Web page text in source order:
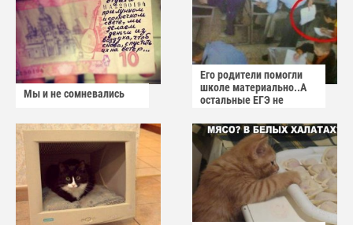
Мы и не сомневались
Его родители помогли
школе материально..А
остальные ЕГЭ не